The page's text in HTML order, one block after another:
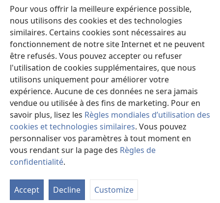
Pour vous offrir la meilleure expérience possible,
nous utilisons des cookies et des technologies
similaires. Certains cookies sont nécessaires au
fonctionnement de notre site Internet et ne peuvent
être refusés. Vous pouvez accepter ou refuser
l'utilisation de cookies supplémentaires, que nous
utilisons uniquement pour améliorer votre
expérience. Aucune de ces données ne sera jamais
vendue ou utilisée à des fins de marketing. Pour en
savoir plus, lisez les Règles mondiales d’utilisation des
cookies et technologies similaires. Vous pouvez
personnaliser vos paramètres à tout moment en
vous rendant sur la page des Règles de
confidentialité.
Accept Decline Customize
Video
Maimiraa
Te mau ô
(opens
new
window)VAIRAA PAPAI NATIRARA Watchtower
(opens
new
window)JW Hub ®
(opens
new
window)
Copyright© 2026 Watch Tower Bible and Tract Society of Pennsylvania.
PARAU NO TE FAAOHIPARAA